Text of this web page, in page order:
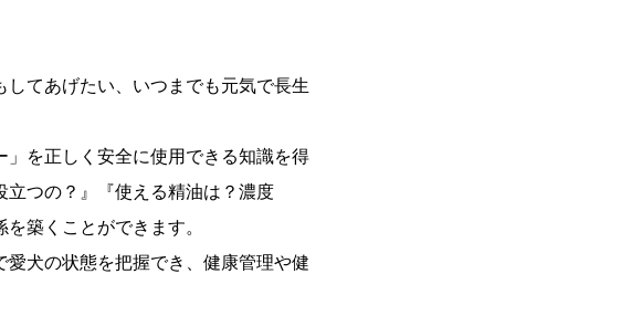
てあげたい、いつまでも元気で長生
を正しく安全に使用できる知識を得
つの？』『使える精油は？濃度
築くことができます。
犬の状態を把握でき、健康管理や健